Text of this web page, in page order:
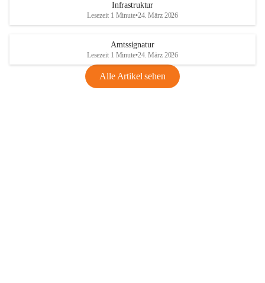
Infrastruktur
Lesezeit 1 Minute•24. März 2026
Amtssignatur
Lesezeit 1 Minute•24. März 2026
Alle Artikel sehen